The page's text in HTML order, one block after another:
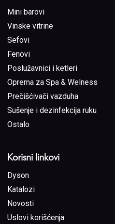
Mini barovi
Vinske vitrine
Sefovi
Fenovi
Poslužavnici i ketleri
Oprema za Spa & Welness
Prečišćivači vazduha
Sušenje i dezinfekcija ruku
Ostalo
Korisni linkovi
Dyson
Katalozi
Novosti
Uslovi korišćenja